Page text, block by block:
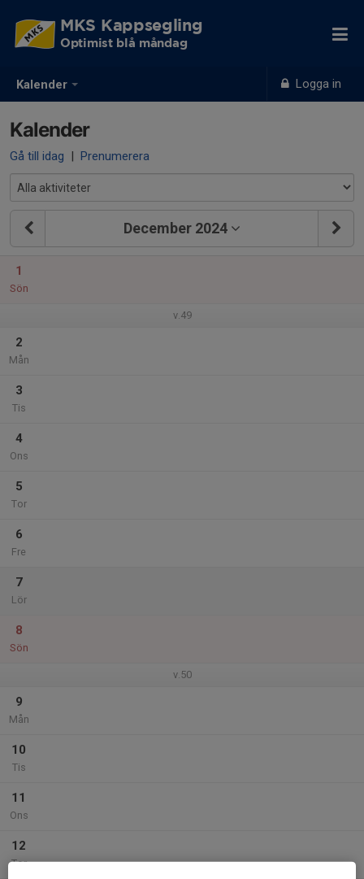
Kalender Logga in
MKS Kappsegling
Optimist blå måndag
Kalender
Gå till idag | Prenumerera
December 2024
1
Sön
v.49
2
Mån
3
Tis
4
Ons
5
Tor
6
Fre
7
Lör
8
Sön
v.50
9
Mån
10
Tis
11
Ons
12
Tor